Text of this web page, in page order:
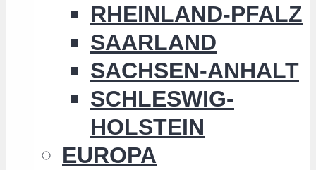
RHEINLAND-PFALZ
SAARLAND
SACHSEN-ANHALT
SCHLESWIG-
HOLSTEIN
EUROPA